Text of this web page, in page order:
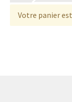
Votre panier